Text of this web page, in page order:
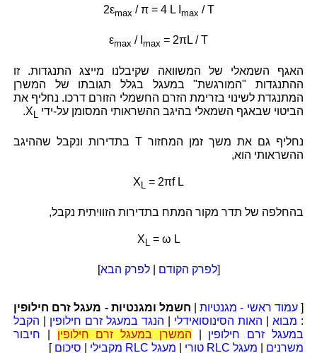
2εmax / π = 4 L I max / T
εmax / I max = 2πL / T
האגף השמאלי של המשוואה שקיבלנו מייצג התנגדות. זו
ההתנגדות "המורגשת" במעגל בגלל תגובתו של המשרן
המתנגדת לשינוי בזרימת הזרם החשמלי הזורם דרכו. נחליף את
הביטוי שבאגף השמאלי בהיגב ההשראותי המסומן על-ידי
XL
.
נחליף גם את משך זמן המחזור T בתדירות ונקבל שההיגב
ההשראותי הוא,
X = 2πf L
בהחלפה של תדר מקור המתח בתדירות הזוויתית נקבל,
X L = ω L
[לפרק הקודם |לפרק הבא]
[עמוד ראשי - מגנטיות| חשמל ומגנטיות - מעגל זרם חילופין
: מבוא האות הסינוסואידלי הנגד במעגל זרם חילופין
הקבל
במעגל זרם חילופין
המשרן במעגל זרם חילופין
חיבור
משרנים
מעגל RLC טורי מעגל RLC מקבילי סיכום ]